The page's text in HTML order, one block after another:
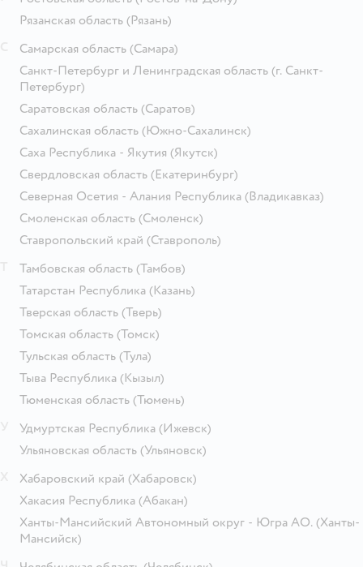
Рязанская область (Рязань)
Самарская область (Самара)
Санкт-Петербург и Ленинградская область (г. Санкт-
Петербург)
Саратовская область (Саратов)
Сахалинская область (Южно-Сахалинск)
Саха Республика - Якутия (Якутск)
Свердловская область (Екатеринбург)
Северная Осетия - Алания Республика (Владикавказ)
Смоленская область (Смоленск)
Ставропольский край (Ставрополь)
Тамбовская область (Тамбов)
Татарстан Республика (Казань)
Тверская область (Тверь)
Томская область (Томск)
Тульская область (Тула)
Тыва Республика (Кызыл)
Тюменская область (Тюмень)
Удмуртская Республика (Ижевск)
Ульяновская область (Ульяновск)
Хабаровский край (Хабаровск)
Хакасия Республика (Абакан)
Ханты-Мансийский Автономный округ - Югра АО. (Ханты-
Мансийск)